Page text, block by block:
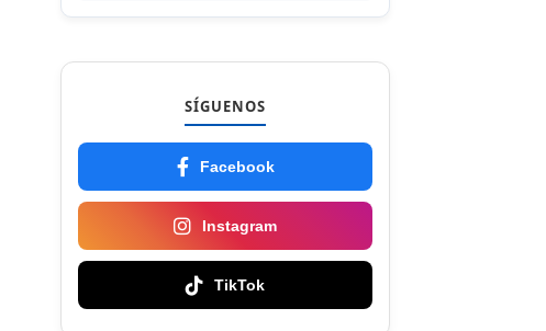
SÍGUENOS
Facebook
Instagram
TikTok